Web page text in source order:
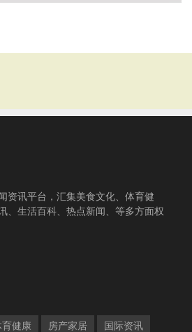
资讯平台，汇集美食文化、体育健
、生活百科、热点新闻、等多方面权
育健康 房产家居 国际资讯